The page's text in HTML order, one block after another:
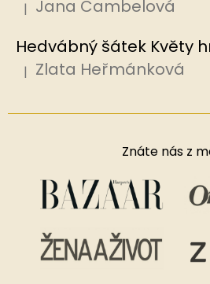
Hodnocení produktu je 5 z 5
| Jana Cambelová
Hodnocení produktu je 5 z 5
| Zlata Heřmánková
Znáte nás z